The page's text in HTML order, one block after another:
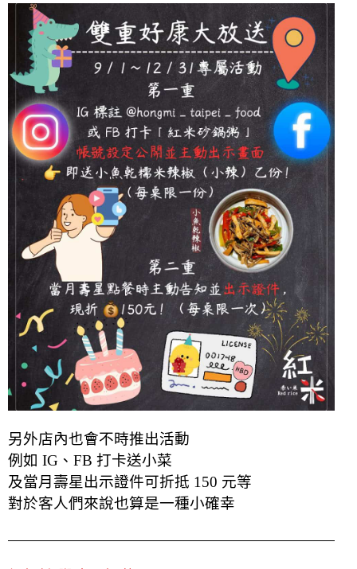
另外店內也會不時推出活動
例如 IG、FB 打卡送小菜
及當月壽星出示證件可折抵 150 元等
對於客人們來說也算是一種小確幸